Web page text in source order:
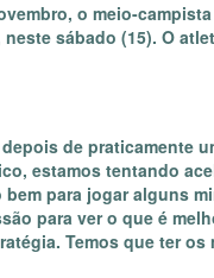
o meio-
sábado (15). O
de praticamente
estamos tentando
para jogar alguns
para ver o que é
Temos que ter